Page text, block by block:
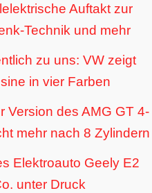
Auftakt zur
Technik und mehr
zu uns: VW zeigt
in vier Farben
Version des AMG GT 4-
mehr nach 8 Zylindern
Elektroauto Geely E2
unter Druck